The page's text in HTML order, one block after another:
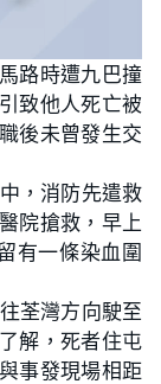
路時遭九巴撞
致他人死亡被
後未曾發生交
，消防先遣救
院搶救，早上
有一條染血圍
荃灣方向駛至
解，死者住屯
事發現場相距